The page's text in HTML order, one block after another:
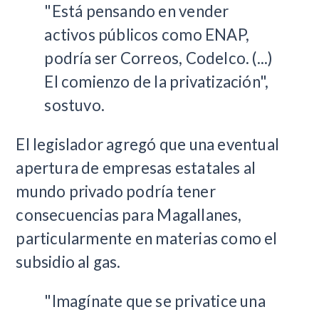
"Está pensando en vender
activos públicos como ENAP,
podría ser Correos, Codelco. (...)
El comienzo de la privatización",
sostuvo.
El legislador agregó que una eventual
apertura de empresas estatales al
mundo privado podría tener
consecuencias para Magallanes,
particularmente en materias como el
subsidio al gas.
"Imagínate que se privatice una